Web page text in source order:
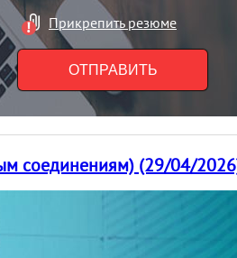
Прикрепить резюме
соединениям) (29/04/